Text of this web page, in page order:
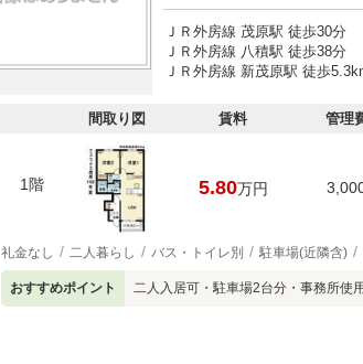
ＪＲ外房線 茂原駅 徒歩30分
ＪＲ外房線 八積駅 徒歩38分
ＪＲ外房線 新茂原駅 徒歩
間取り図 賃料 管理
1階 5.80万円
礼金なし 二人暮らし バス・トイレ別 駐車場(近隣含)
おすすめポイント 二人入居可・駐車場2台分・事務所使